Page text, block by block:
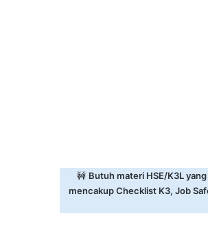
🚧 Butuh materi HSE/K3L
mencakup Checklist K3, Job